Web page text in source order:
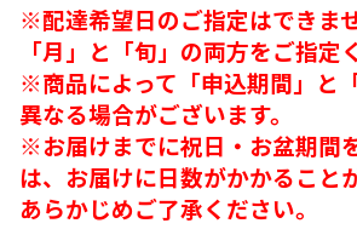
※配達希望日のご指定はできま
「月」と「旬」の両方をご指定
※商品によって「申込期間」と
異なる場合がございます。
※お届けまでに祝日・お盆期間
は、お届けに日数がかかること
あらかじめご了承ください。